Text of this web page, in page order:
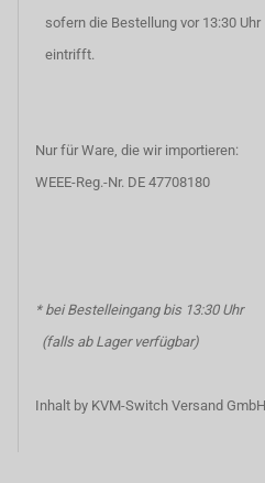
sofern die Bestellung vor 13:30 Uhr
eintrifft.
Nur für Ware, die wir importieren:
WEEE-Reg.-Nr. DE 47708180
* bei Bestelleingang bis 13:30 Uhr
(falls ab Lager verfügbar)
Inhalt by KVM-Switch Versand